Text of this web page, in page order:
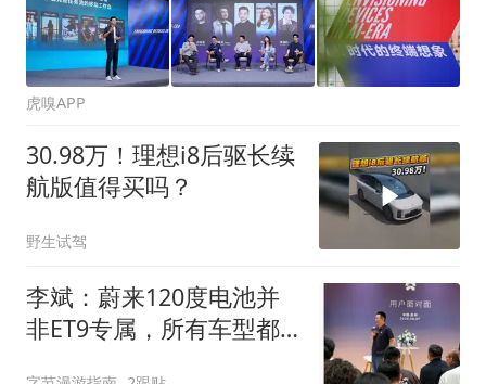
虎嗅APP
30.98万！理想i8后驱长续
航版值得买吗？
野生试驾
李斌：蔚来120度电池并
非ET9专属，所有车型都